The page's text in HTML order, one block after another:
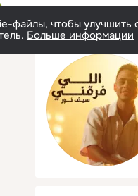
файлы, чтобы улучшить
Больше информации